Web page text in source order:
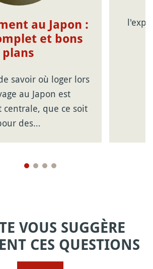
au Japon :
et bons
plans
savoir où loger lors
au Japon est
centrale, que ce soit
des…
VOUS SUGGÈRE
CES QUESTIONS